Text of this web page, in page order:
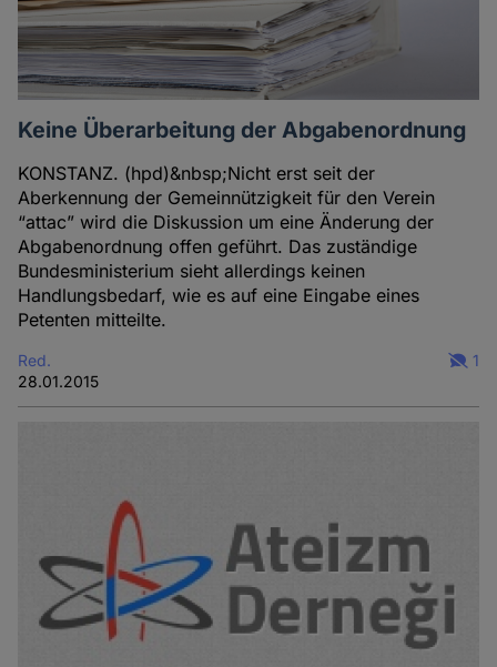
Keine Überarbeitung der Abgabenordnung
KONSTANZ. (hpd)&nbsp;Nicht erst seit der
Aberkennung der Gemeinnützigkeit für den Verein
“attac” wird die Diskussion um eine Änderung der
Abgabenordnung offen geführt. Das zuständige
Bundesministerium sieht allerdings keinen
Handlungsbedarf, wie es auf eine Eingabe eines
Petenten mitteilte.
Red.
28.01.2015
1